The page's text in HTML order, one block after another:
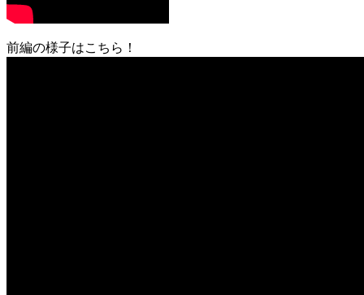
前編の様子はこちら！